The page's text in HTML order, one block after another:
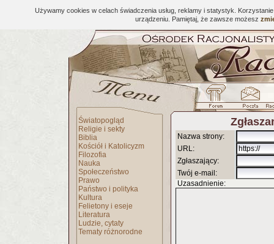
Używamy cookies w celach świadczenia usług, reklamy i statystyk.
urządzeniu. Pamiętaj, że zawsze możesz
Światopogląd
Religie i sekty
Biblia
Kościół i Katolicyzm
Filozofia
Nauka
Społeczeństwo
Prawo
Państwo i polityka
Kultura
Felietony i eseje
Literatura
Ludzie, cytaty
Tematy różnorodne
Nazwa strony:
URL:
Zgłaszający:
Twój e-mail:
Uzasadnienie: